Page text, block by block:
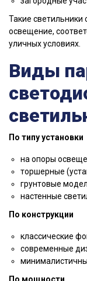
Такие
освещение,
уличных условиях.
Виды
По типу установки
на опоры
торшерные
грунтовые
настенные
По конструкции
классические
современные